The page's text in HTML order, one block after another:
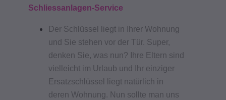
Schliessanlagen-Service
Der Schlüssel liegt in Ihrer Wohnung
und Sie stehen vor der Tür. Super,
denken Sie, was nun? Ihre Eltern sind
vielleicht im Urlaub und Ihr einziger
Ersatzschlüssel liegt natürlich in
deren Wohnung. Nun sollte man uns